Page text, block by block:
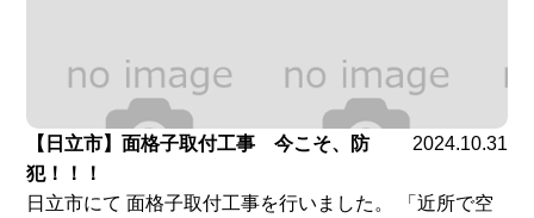
【日立市】面格子取付工事 今こそ、防
犯！！！
2024.10.31
日立市にて 面格子取付工事を行いました。 「近所で空